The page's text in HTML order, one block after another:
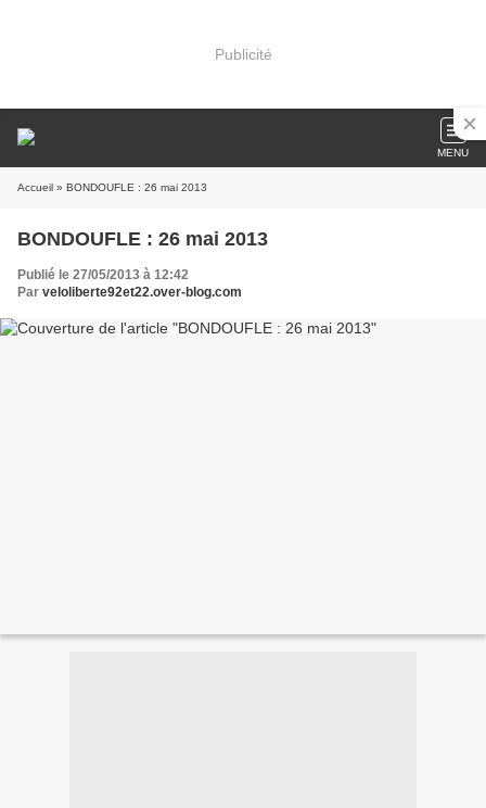
Publicité
MENU
Accueil » BONDOUFLE : 26 mai 2013
BONDOUFLE : 26 mai 2013
Publié le 27/05/2013 à 12:42
Par veloliberte92et22.over-blog.com